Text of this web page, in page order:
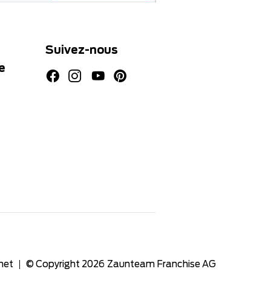
Suivez-nous
© Copyright 2026 Zaunteam Franchise AG